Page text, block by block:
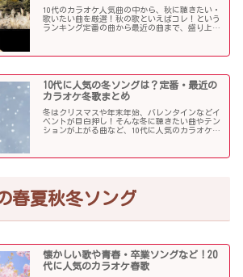
10代のカラオケ人気曲の中から、秋に聴きたい・
歌いたい曲を厳選！秋の歌といえばコレ！という
ランキング定番の曲から最近の曲まで、盛り上が
10代に人気の冬ソングは？定番・最近の
カラオケ冬歌まとめ
冬はクリスマスや年末年始、バレンタインなどイ
ベントが目白押し！そんな冬に聴きたい曲やテン
ションが上がる曲など、10代に人気のカラオケソ
春夏秋冬ソング
懐かしい歌や青春・卒業ソングなど！20
代に人気のカラオケ春歌